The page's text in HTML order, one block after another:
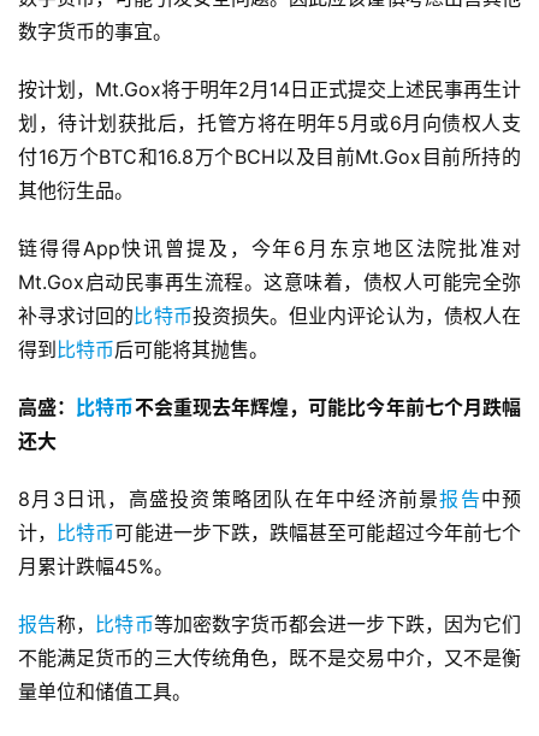
数字货币的事宜。
按计划，Mt.Gox将于明年2月14日正式提交上述民事再生计
划，待计划获批后，托管方将在明年5月或6月向债权人支
付16万个BTC和16.8万个BCH以及目前Mt.Gox目前所持的
其他衍生品。
链得得App快讯曾提及，今年6月东京地区法院批准对
Mt.Gox启动民事再生流程。这意味着，债权人可能完全弥
补寻求讨回的 比特币投资损失。但业内评论认为，债权人在
得到 比特币后可能将其抛售。
高盛： 比特币不会重现去年辉煌，可能比今年前七个月跌幅
还大
8月3日讯，高盛投资策略团队在年中经济前景报告中预
计，
比特币可能进一步下跌，跌幅甚至可能超过今年前七个
月累计跌幅45%。
报告称， 比特币等加密数字货币都会进一步下跌，因为它们
不能满足货币的三大传统角色，既不是交易中介，又不是衡
量单位和储值工具。